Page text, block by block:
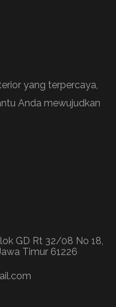
yang terpercaya,
Anda mewujudkan
GD Rt 32/08 No 18,
Timur 61226